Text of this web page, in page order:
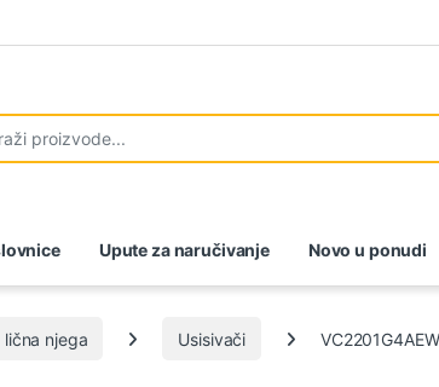
Upute za naručivanje Novo u ponudi
lična njega Usisivači